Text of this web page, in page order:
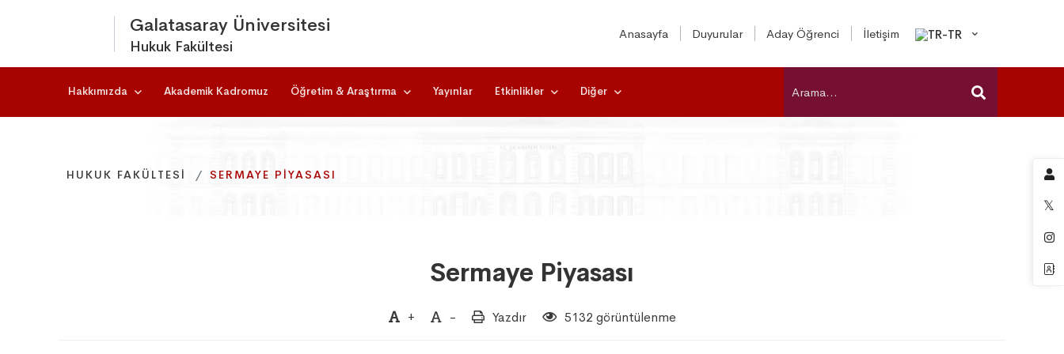
Galatasaray Üniversitesi
Hukuk Fakültesi
Anasayfa Duyurular Aday Öğrenci İletişim
Hakkımızda Akademik Kadromuz Öğretim & Araştırma Yayınlar Etkinlikler Diğer
HUKUK FAKÜLTESI SERMAYE PIYASASI
HUKUK FAKÜLTESI SERMAYE PIYASASI
HUKUK FAKÜLTESI SERMAYE PIYASASI
Sermaye Piyasası
+ - Yazdır 5132 görüntülenme